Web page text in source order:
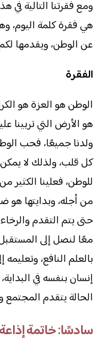
ومع فقرتنا التالية في
هي فقرة كلمة اليوم،
عن الوطن، ويقدمها
الفقرة
الوطن هو العزة هو
هو الأرض التي تربينا
ولدنا جميعًا، فحب
كل قلب، ولذلك لا
للوطن، فعلينا الكثير
من أجله، وبدايتها هو
حتى يتم التقدم
معًا لنصل إلى
بالعلم النافع،
إنسان بنفسه في
الحالة يتقدم
سادسًا: خاتمة